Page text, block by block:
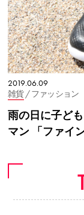
2019.06.09
雑貨/ ファッション
雨の日に子ど
マン 「ファイ